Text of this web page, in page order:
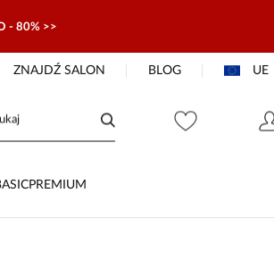
- 80% >>
ZNAJDŹ SALON BLOG UE
PREMIUM